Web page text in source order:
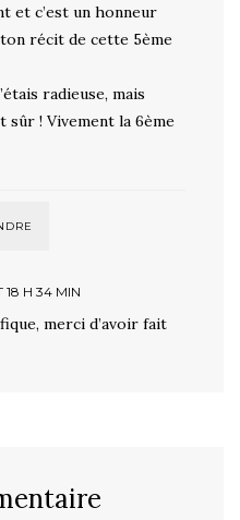
et c’est un honneur
récit de cette 5ème
radieuse, mais
sûr ! Vivement la 6ème
18 H 34 MIN
merci d’avoir fait